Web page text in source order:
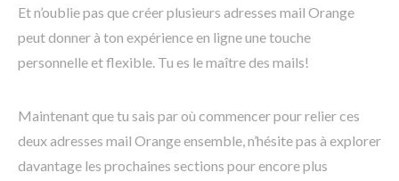
Et n’oublie pas que créer plusieurs adresses mail Orange
peut donner à ton expérience en ligne une touche
personnelle et flexible. Tu es le maître des mails!
Maintenant que tu sais par où commencer pour relier ces
deux adresses mail Orange ensemble, n’hésite pas à explorer
davantage les prochaines sections pour encore plus